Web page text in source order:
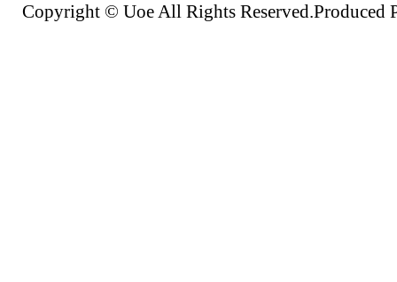
Copyright © Uoe All Rights Reserved.Produced